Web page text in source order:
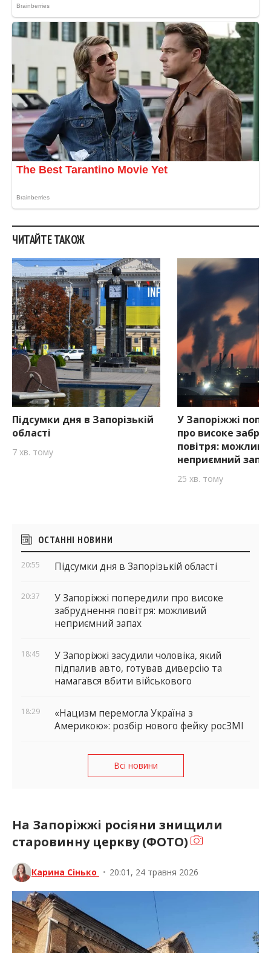
ЧИТАЙТЕ ТАКОЖ
Підсумки дня в Запорізькій
області
7 хв. тому
У Запоріжжі
про високе
повітря:
неприємний
25 хв. тому
Бічні
віджети
ОСТАННІ НОВИНИ
20:55 Підсумки дня в Запорізькій області
20:37
У Запоріжжі попередили про високе
забруднення повітря: можливий
неприємний запах
18:45
У Запоріжжі засудили чоловіка, який
підпалив авто, готував диверсію та
намагався вбити військового
18:29
«Нацизм перемогла Україна з
Америкою»: розбір нового фейку росЗМІ
Всі новини
На Запоріжжі росіяни знищили
старовинну церкву (ФОТО)
Карина Сінько • 20:01, 24 травня 2026